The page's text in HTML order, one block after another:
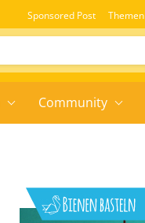
Sponsored Post Themen
Community